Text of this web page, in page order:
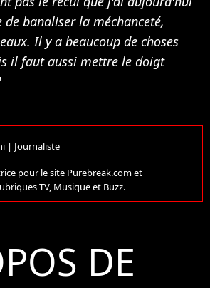
banaliser la méchanceté,
Il y a beaucoup de choses
il faut aussi mettre le doigt
| Journaliste
pour le site Purebreak.com et
TV, Musique et Buzz.
DE